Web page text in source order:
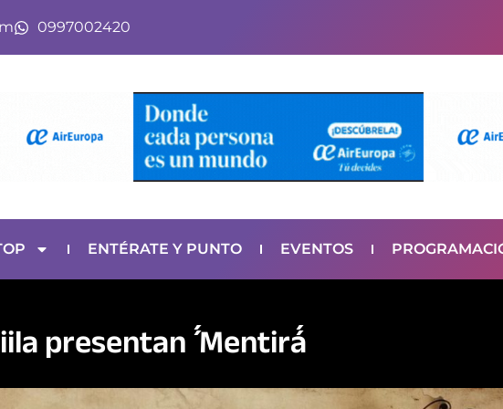
0997002420
ENTÉRATE Y PUNTO EVENTOS
presentan ´´ Mentira´´